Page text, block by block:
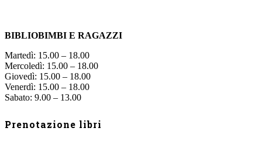
BIBLIOBIMBI E RAGAZZI
Martedì: 15.00 – 18.00
Mercoledì: 15.00 – 18.00
Giovedì: 15.00 – 18.00
Venerdì: 15.00 – 18.00
Sabato: 9.00 – 13.00
Prenotazione libri